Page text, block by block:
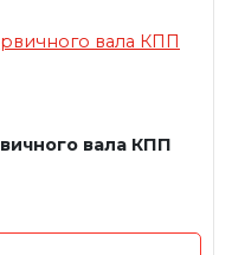
вала КПП